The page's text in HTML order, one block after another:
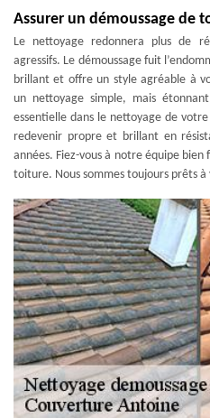
Assurer un démoussage de
Le nettoyage redonnera plus de
agressifs. Le démoussage fuit
brillant et offre un style agréable à
un nettoyage simple, mais
essentielle dans le nettoyage de
redevenir propre et brillant en
années. Fiez-vous à notre équipe
toiture. Nous sommes toujours prêts